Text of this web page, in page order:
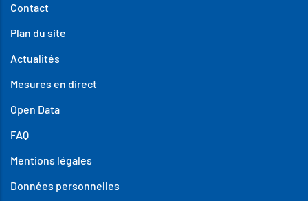
Contact
Plan du site
Actualités
Mesures en direct
Open Data
FAQ
Mentions légales
Données personnelles